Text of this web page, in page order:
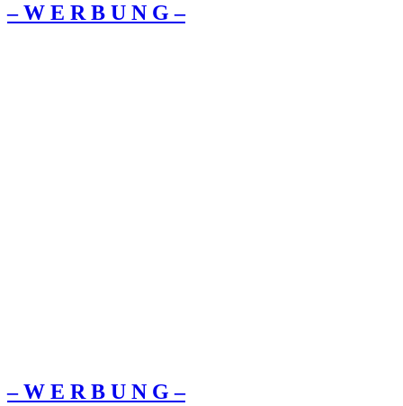
– W Ε R Β U Ν G –
– W Ε R Β U Ν G –